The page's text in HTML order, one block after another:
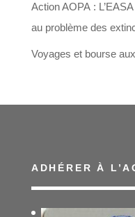
Action AOPA :
au problème des
Voyages et bourse
ADHÉRER À